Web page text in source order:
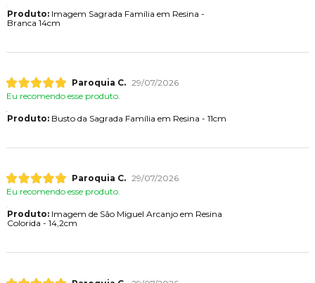
Produto:Imagem Sagrada Família em Resina -
Branca 14cm
Paroquia C. 29/07/2026
Eu recomendo esse produto.
Produto:Busto da Sagrada Família em Resina - 11cm
Paroquia C. 29/07/2026
Eu recomendo esse produto.
Produto:Imagem de São Miguel Arcanjo em Resina
Colorida - 14,2cm